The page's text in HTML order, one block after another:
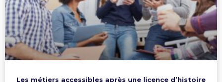
Les métiers accessibles après une licence d’histoire